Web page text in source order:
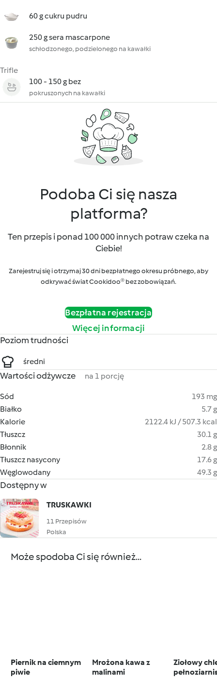
60 g cukru pudru
250 g sera mascarpone
schłodzonego, podzielonego na kawałki
Trifle
100 - 150 g bez
pokruszonych na kawałki
Podoba Ci się nasza
platforma?
Ten przepis i ponad 100 000 innych potraw czeka na
Ciebie!
Zarejestruj się i otrzymaj 30 dni bezpłatnego okresu próbnego, aby
odkrywać świat Cookidoo® bez zobowiązań.
Bezpłatna rejestracja
Więcej informacji
Poziom trudności
średni
Wartości odżywcze na 1 porcję
Sód
193 mg
Białko
5.7 g
Kalorie
2122.4 kJ / 507.3 kcal
Tłuszcz
30.1 g
Błonnik
2.8 g
Tłuszcz nasycony
17.6 g
Węglowodany
49.3 g
Dostępny w
TRUSKAWKI
11 Przepisów
Polska
Może spodoba Ci się również...
Piernik na ciemnym
piwie
Mrożona kawa z
malinami
Ziołowy